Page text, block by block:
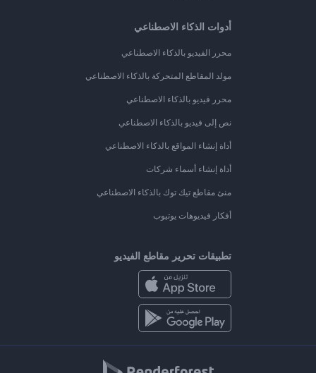
أدوات الذكاء الاصطناعي
محرر الفيديو بالذكاء الاصطناعي
مولد المقاطع المتحركة بالذكاء الاصطناعي
محرر فيديو بالذكاء الاصطناعي
نص إلى فيديو بالذكاء الاصطناعي
أداة إنشاء المواقع بالذكاء الاصطناعي
أداة إنشاء أسماء شركات
منئ مقاطع تيك توك بالذكاء الاصطناعي
أفكار فيديوهات يوتيوب
تطبيقات تحرير مقاطع الفيديو